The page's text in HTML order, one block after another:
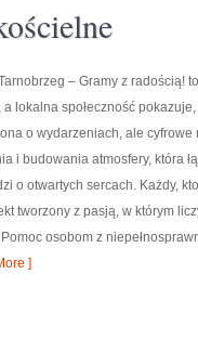
– Gramy z radością!
lokalna społeczność
o wydarzeniach, ale
i budowania atmosfery, która
o otwartych sercach. Każdy,
tworzony z pasją, w którym
osobom z
]